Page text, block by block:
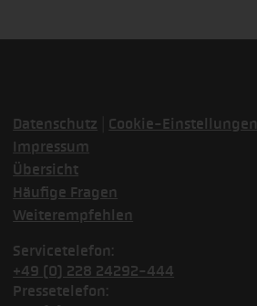
Datenschutz
Cookie-Einstellungen
Impressum
Übersicht
Häufige Fragen
Weiterempfehlen
Servicetelefon:
+49 (0) 228 24292-444
Pressetelefon: